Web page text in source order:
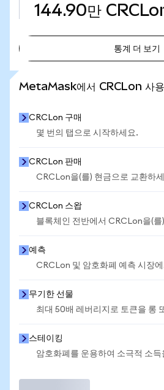
144.90만
통계 더 보기
MetaMask에서 CRCLon 사용
CRCLon 구매
몇 번의 탭으로 시작하세요.
CRCLon 판매
CRCLon을(를) 현금으로 교환하
CRCLon 스왑
블록체인 전반에서 CRCLon을(를
예측
CRCLon 및 암호화폐 예측 시장
무기한 선물
최대 50배 레버리지로 토큰을 롱
스테이킹
암호화폐를 운용하여 소극적 소득